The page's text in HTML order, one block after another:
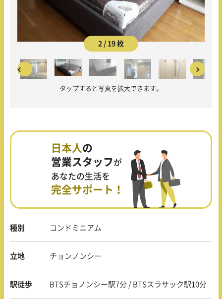
2 / 19 枚
タップすると写真を拡大できます。
種別 コンドミニアム
立地 チョンノンシー
駅徒歩 BTSチョノンシー駅7分 / BTSスラサック駅10分
日本人の
営業スタッフが
あなたの生活を
完全サポート！